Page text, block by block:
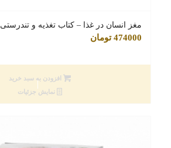
مغز انسان در غذا – کتاب تغذیه و تندرستی
474000 تومان
افزودن به سبد خرید
نمایش جزئیات